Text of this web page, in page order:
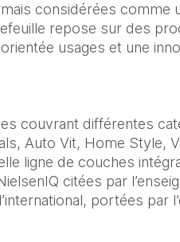
considérées comme
repose sur des
usages et une
couvrant différentes
Auto Vit, Home Style,
ligne de couches
citées par
portées par